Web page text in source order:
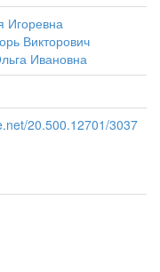
Викторович
Ивановна
20.500.12701/3037